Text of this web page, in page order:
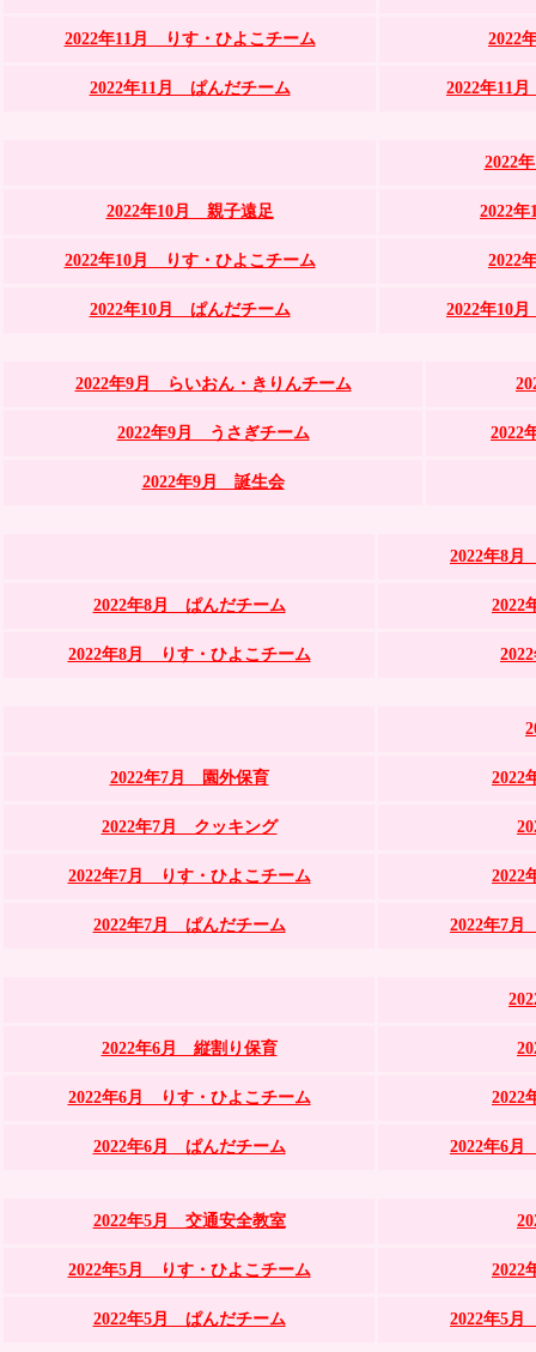
2022年11月 りす・ひよこチーム 2022
2022年11月 ぱんだチーム 2022年11
2022
2022年10月 親子遠足 2022
2022年10月 りす・ひよこチーム 2022
2022年10月 ぱんだチーム 2022年10
2022年9月 らいおん・きりんチーム
2022年9月 うさぎチーム 2022
2022年9月 誕生会
2022年8
2022年8月 ぱんだチーム 2022
2022年8月 りす・ひよこチーム
2022年7月 園外保育 2022
2022年7月 クッキング
2022年7月 りす・ひよこチーム 2022
2022年7月 ぱんだチーム 2022年7
2022年6月 縦割り保育
2022年6月 りす・ひよこチーム 2022
2022年6月 ぱんだチーム 2022年6
2022年5月 交通安全教室
2022年5月 りす・ひよこチーム 2022
2022年5月 ぱんだチーム 2022年5